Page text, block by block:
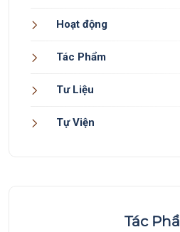
Hoạt động
Tác Phẩm
Tư Liệu
Tự Viện
Tác